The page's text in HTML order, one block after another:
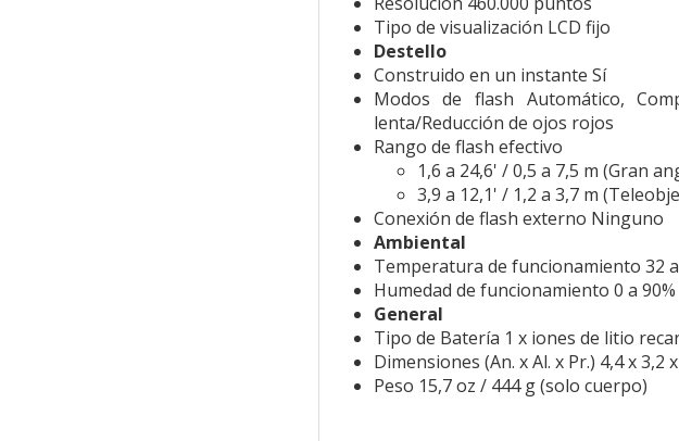
Tipo de visualización LCD fijo
Destello
Construido en un instante Sí
Modos de flash Automático,
lenta/Reducción de ojos rojos
Rango de flash efectivo
1,6 a 24,6' / 0,5 a 7,5 m (Gran
3,9 a 12,1' / 1,2 a 3,7 m
Conexión de flash externo Ninguno
Ambiental
Temperatura de funcionamiento 32 a
Humedad de funcionamiento 0 a 90%
General
Tipo de Batería 1 x iones de litio
Dimensiones (An. x Al. x Pr.) 4,4 x 3,2
Peso 15,7 oz / 444 g (solo cuerpo)